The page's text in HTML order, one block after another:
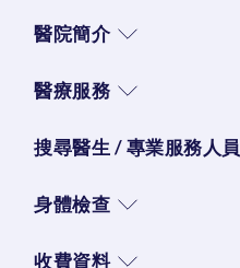
醫院簡介
醫療服務
搜尋醫生 / 專業服務人員
身體檢查
收費資料